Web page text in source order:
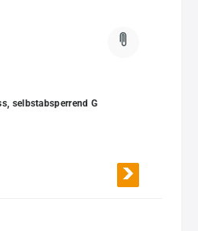
selbstabsperrend G